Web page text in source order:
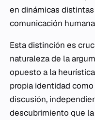
en dinámicas
comunicación
Esta distinción es
naturaleza de la
opuesto a la
propia identidad
discusión,
descubrimiento que